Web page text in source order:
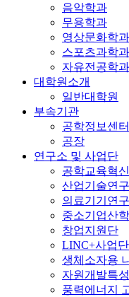
음악학과
무용학과
영상문화학과
스포츠과학과
자유전공학과
대학원소개
일반대학원
부속기관
공학정보센터
공장
연구소 및 사업단
공학교육혁
산업기술연
의료기기연
중소기업산
창업지원단
LINC+사업단
생체소자용
자원개발특
풍력에너지